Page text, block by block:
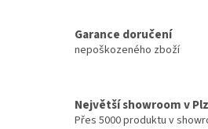
Garance doručení
nepoškozeného zboží
Největší showroom v
Přes 5000 produktu v